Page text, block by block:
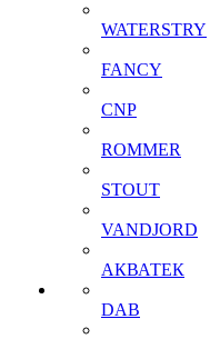
WATERSTRY
FANCY
CNP
ROMMER
STOUT
VANDJORD
АКВАТЕК
DAB